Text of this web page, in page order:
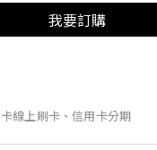
我要訂購
線上刷卡、信用卡分期